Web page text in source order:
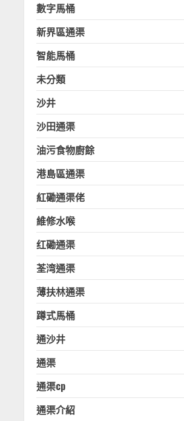
數字馬桶
新界區通渠
智能馬桶
未分類
沙井
沙田通渠
油污食物廚餘
港島區通渠
紅磡通渠佬
維修水喉
红磡通渠
荃湾通渠
薄扶林通渠
蹲式馬桶
通沙井
通渠
通渠cp
通渠介紹